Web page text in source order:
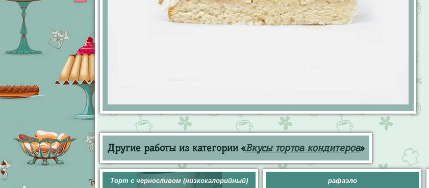
Другие работы из категории «Вкусы тортов кондитеров»
Торт с черносливом (низкокалорийный) рафаэло